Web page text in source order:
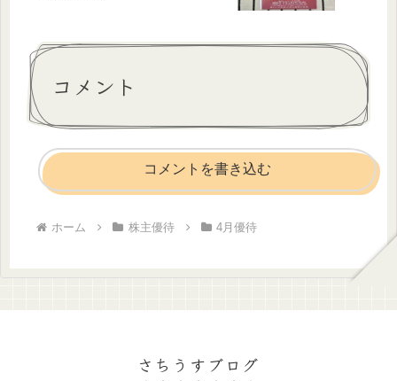
コメント
コメントを書き込む
ホーム 株主優待 4月優待
さちうすブログ